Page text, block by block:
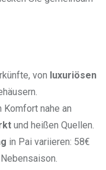
von luxuriösen
nahe an
und heißen Quellen.
in Pai variieren: 58€